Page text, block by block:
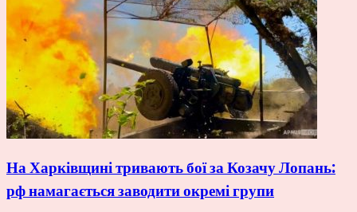
На Харківщині тривають бої за Козачу Лопань:
рф намагається заводити окремі групи